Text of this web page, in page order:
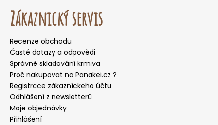
Zákaznický servis
Recenze obchodu
Časté dotazy a odpovědi
Správné skladování krmiva
Proč nakupovat na Panakei.cz ?
Registrace zákazníckeho účtu
Odhlášení z newsletterů
Moje objednávky
Přihlášení